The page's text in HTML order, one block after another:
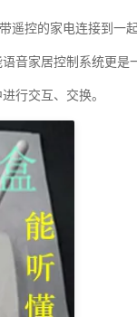
遥控的家电连接到一
音家居控制系统更是
行交互、交换。